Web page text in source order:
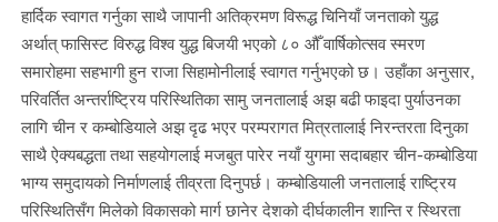
हार्दिक स्वागत गर्नुका साथै जापानी अतिक्रमण विरूद्ध चिनियाँ जनताको युद्ध
अर्थात् फासिस्ट विरुद्ध विश्व युद्ध बिजयी भएको ८० औँ वार्षिकोत्सव स्मरण
समारोहमा सहभागी हुन राजा सिहामोनीलाई स्वागत गर्नुभएको छ। उहाँका अनुसार,
परिवर्तित अन्तर्राष्ट्रिय परिस्थितिका सामु जनतालाई अझ बढी फाइदा पुर्याउनका
लागि चीन र कम्बोडियाले अझ दृढ भएर परम्परागत मित्रतालाई निरन्तरता दिनुका
साथै ऐक्यबद्धता तथा सहयोगलाई मजबुत पारेर नयाँ युगमा सदाबहार चीन-कम्बोडिया
भाग्य समुदायको निर्माणलाई तीव्रता दिनुपर्छ। कम्बोडियाली जनतालाई राष्ट्रिय
परिस्थितिसँग मिलेको विकासको मार्ग छानेर देशको दीर्घकालीन शान्ति र स्थिरता